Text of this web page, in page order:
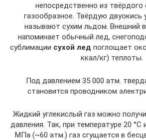
непосредственно из твёрдого
газообразное. Твёрдую двуокись
называют сухим льдом. Внешний
напоминает обычный лед,
сублимации сухой лед поглощает
ккал/кг) теплоты.
Под давлением 35 000 атм.
становится проводником
Жидкий углекислый газ можно
давления. Так, при температуре 20
МПа (~60 атм.) газ сгущается в